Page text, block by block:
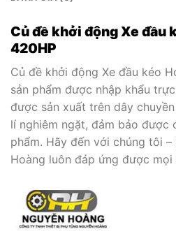
Củ đề khởi động Xe đầu
420HP
Củ đề khởi động Xe đầu kéo
sản phẩm được nhập khẩu
được sản xuất trên dây
lí nghiêm ngặt, đảm bảo được
phẩm. Hãy đến với chúng tôi
Hoàng luôn đáp ứng được mọi